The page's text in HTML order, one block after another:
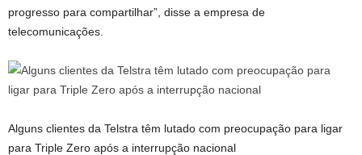
progresso para compartilhar”, disse a empresa de
telecomunicações.
Alguns clientes da Telstra têm lutado com preocupação para ligar
para Triple Zero após a interrupção nacional